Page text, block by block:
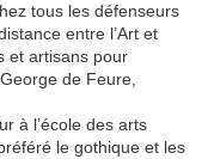
tous les défenseurs
entre l’Art et
et artisans pour
de Feure,
à l’école des arts
le gothique et les